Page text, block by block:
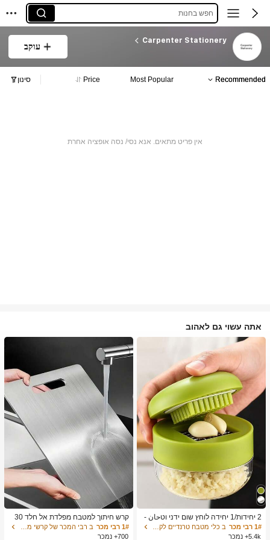
חפש בחנות
Carpenter Stationery
עוקב
Recommended
Most Popular
Price סינון
אין פריט מתאים. אנא נסי/ נסה אופציה אחרת
אתה עשוי גם לאהוב
2 יחידות/1 יחידה לוחץ שום ידני וטحان -
כלי מטבח רב-תכליתי, ניתן להשתמש לקי
צוץ, פריסה וטחינה, מתאים לבית, מסעד
1# רבי מכר
5.4k+ נמכר
קרש חיתוך למטבח מפלדת אל חלד 30
4, מתאים לחיתוך בשר, פירות וירקות, קל
לניקוי, לבישול ביתי
1# רבי מכר
700+ נמכר